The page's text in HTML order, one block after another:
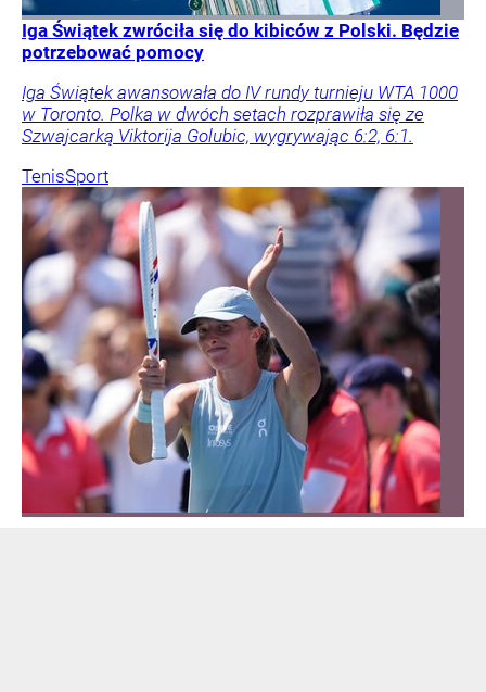
Iga Świątek zwróciła się do kibiców z Polski. Będzie
potrzebować pomocy
Iga Świątek awansowała do IV rundy turnieju WTA 1000
w Toronto. Polka w dwóch setach rozprawiła się ze
Szwajcarką Viktorija Golubic, wygrywając 6:2, 6:1.
TenisSport